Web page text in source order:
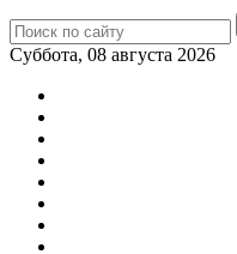
Суббота, 08 августа 2026